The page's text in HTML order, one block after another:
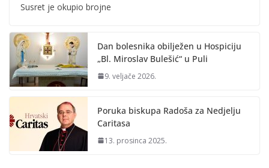
Susret je okupio brojne
Dan bolesnika obilježen u Hospiciju
„Bl. Miroslav Bulešić“ u Puli
9. veljače 2026.
Poruka biskupa Radoša za Nedjelju
Caritasa
13. prosinca 2025.